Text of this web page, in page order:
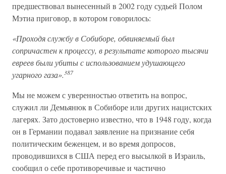
предшествовал вынесенный в 2002 году судьей Полом
Мэтиа приговор, в котором говорилось:
«Проходя службу в Собиборе, обвиняемый был
сопричастен к процессу, в результате которого тысячи
евреев были убиты с использованием удушающего
угарного газа». 387
Мы не можем с уверенностью ответить на вопрос,
служил ли Демьянюк в Собиборе или других нацистских
лагерях. Зато достоверно известно, что в 1948 году, когда
он в Германии подавал заявление на признание себя
политическим беженцем, и во время допросов,
проводившихся в США перед его высылкой в Израиль,
сообщил о себе противоречивые и частично